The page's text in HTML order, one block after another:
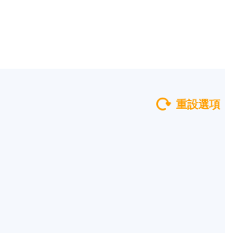
重設選項